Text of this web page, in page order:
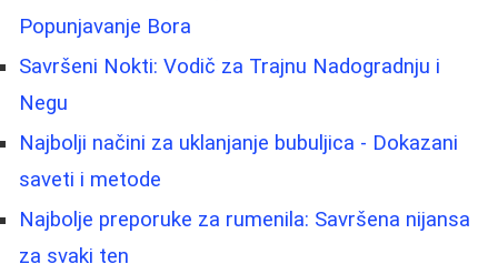
Popunjavanje Bora
Savršeni Nokti: Vodič za Trajnu Nadogradnju i
Negu
Najbolji načini za uklanjanje bubuljica - Dokazani
saveti i metode
Najbolje preporuke za rumenila: Savršena nijansa
za svaki ten